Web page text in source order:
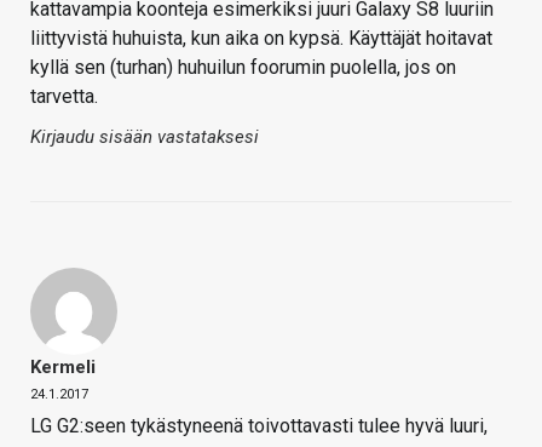
kattavampia koonteja esimerkiksi juuri Galaxy S8 luuriin
liittyvistä huhuista, kun aika on kypsä. Käyttäjät hoitavat
kyllä sen (turhan) huhuilun foorumin puolella, jos on
tarvetta.
Kirjaudu sisään vastataksesi
Kermeli
24.1.2017
LG G2:seen tykästyneenä toivottavasti tulee hyvä luuri,